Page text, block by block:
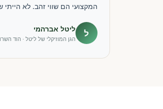
המקצועי הם שווי זהב. לא
ל ליטל אברהמי
הגן המוזיקלי של ליטל · הוד